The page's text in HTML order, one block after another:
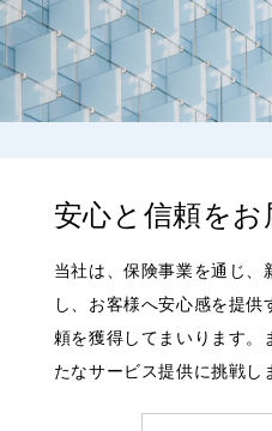
安心と信頼をお
当社は、保険事業を通じ、
し、お客様へ安心感を提
頼を獲得してまいります。
たなサービス提供に挑戦し